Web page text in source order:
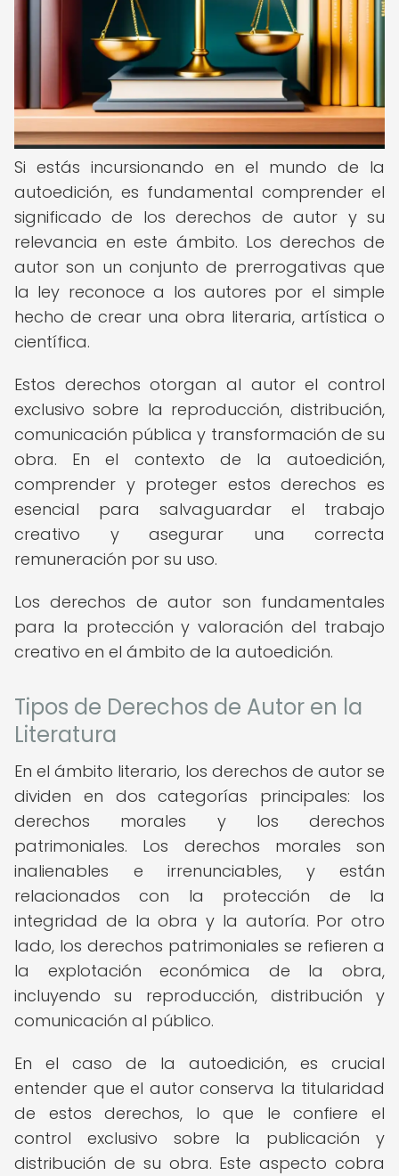
Si estás incursionando en el mundo de la
autoedición, es fundamental comprender el
significado de los derechos de autor y su
relevancia en este ámbito. Los derechos de
autor son un conjunto de prerrogativas que
la ley reconoce a los autores por el simple
hecho de crear una obra literaria, artística o
científica.
Estos derechos otorgan al autor el control
exclusivo sobre la reproducción, distribución,
comunicación pública y transformación de su
obra. En el contexto de la autoedición,
comprender y proteger estos derechos es
esencial para salvaguardar el trabajo
creativo y asegurar una correcta
remuneración por su uso.
Los derechos de autor son fundamentales
para la protección y valoración del trabajo
creativo en el ámbito de la autoedición.
Tipos de Derechos de Autor en la
Literatura
En el ámbito literario, los derechos de autor se
dividen en dos categorías principales: los
derechos morales y los derechos
patrimoniales. Los derechos morales son
inalienables e irrenunciables, y están
relacionados con la protección de la
integridad de la obra y la autoría. Por otro
lado, los derechos patrimoniales se refieren a
la explotación económica de la obra,
incluyendo su reproducción, distribución y
comunicación al público.
En el caso de la autoedición, es crucial
entender que el autor conserva la titularidad
de estos derechos, lo que le confiere el
control exclusivo sobre la publicación y
distribución de su obra. Este aspecto cobra